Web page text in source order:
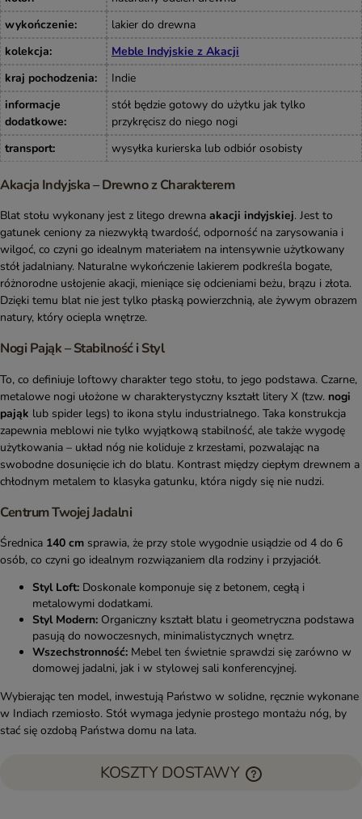
wykończenie:
lakier do drewna
kolekcja:
Meble Indyjskie z Akacji
kraj pochodzenia:
Indie
informacje
dodatkowe:
stół będzie gotowy do użytku jak tylko
przykręcisz do niego nogi
transport: wysyłka kurierska lub odbiór osobisty
Akacja Indyjska – Drewno z Charakterem
Blat stołu wykonany jest z litego drewna akacji indyjskiej. Jest to
gatunek ceniony za niezwykłą twardość, odporność na zarysowania i
wilgoć, co czyni go idealnym materiałem na intensywnie użytkowany
stół jadalniany. Naturalne wykończenie lakierem podkreśla bogate,
różnorodne usłojenie akacji, mieniące się odcieniami beżu, brązu i złota.
Dzięki temu blat nie jest tylko płaską powierzchnią, ale żywym obrazem
natury, który ociepla wnętrze.
Nogi Pająk – Stabilność i Styl
To, co definiuje loftowy charakter tego stołu, to jego podstawa. Czarne,
metalowe nogi ułożone w charakterystyczny kształt litery X (tzw. nogi
pająk lub spider legs) to ikona stylu industrialnego. Taka konstrukcja
zapewnia meblowi nie tylko wyjątkową stabilność, ale także wygodę
użytkowania – układ nóg nie koliduje z krzesłami, pozwalając na
swobodne dosunięcie ich do blatu. Kontrast między ciepłym drewnem a
chłodnym metalem to klasyka gatunku, która nigdy się nie nudzi.
Centrum Twojej Jadalni
Średnica 140 cm sprawia, że przy stole wygodnie usiądzie od 4 do 6
osób, co czyni go idealnym rozwiązaniem dla rodziny i przyjaciół.
Styl Loft: Doskonale komponuje się z betonem, cegłą i
metalowymi dodatkami.
Styl Modern: Organiczny kształt blatu i geometryczna podstawa
pasują do nowoczesnych, minimalistycznych wnętrz.
Wszechstronność: Mebel ten świetnie sprawdzi się zarówno w
domowej jadalni, jak i w stylowej sali konferencyjnej.
Wybierając ten model, inwestują Państwo w solidne, ręcznie wykonane
w Indiach rzemiosło. Stół wymaga jedynie prostego montażu nóg, by
stać się ozdobą Państwa domu na lata.
KOSZTY DOSTAWY